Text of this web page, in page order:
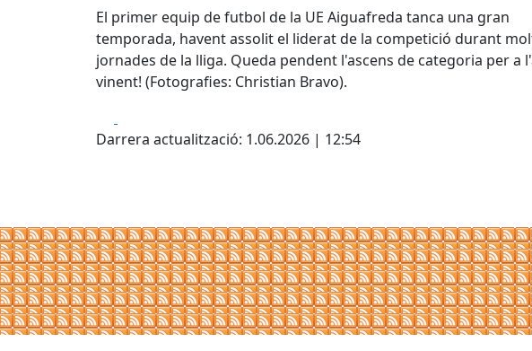
El primer equip de futbol de la UE Aiguafreda tanca una gran
temporada, havent assolit el liderat de la competició durant
jornades de la lliga. Queda pendent l'ascens de categoria per a
vinent! (Fotografies: Christian Bravo).
Darrera actualització: 1.06.2026 | 12:54